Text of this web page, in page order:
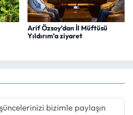
Arif Özsoy’dan İl Müftüsü
Yıldırım’a ziyaret